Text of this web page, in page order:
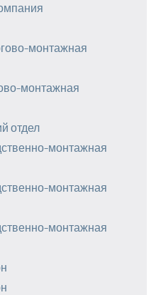
монтажная
монтажная
отдел
монтажная
монтажная
монтажная